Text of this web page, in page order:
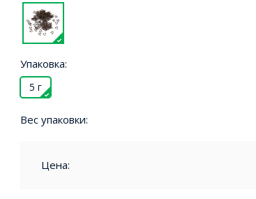
Упаковка:
5 г
Вес упаковки:
Цена: